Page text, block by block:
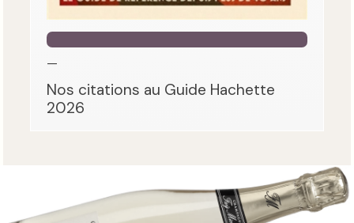
—
Nos citations au Guide Hachette
2026